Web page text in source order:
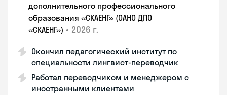
дополнительного профессионального
образования «СКАЕНГ» (ОАНО ДПО
«СКАЕНГ») • 2026 г.
Окончил педагогический институт по
специальности лингвист-переводчик
Работал переводчиком и менеджером с
иностранными клиентами